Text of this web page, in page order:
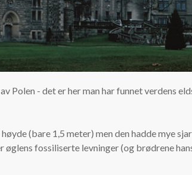
Polen - det er her man har funnet verdens
(bare 1,5 meter) men den hadde mye
fossiliserte levninger (og brødrene